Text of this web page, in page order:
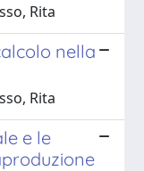
Rita
nella
Rita
e le